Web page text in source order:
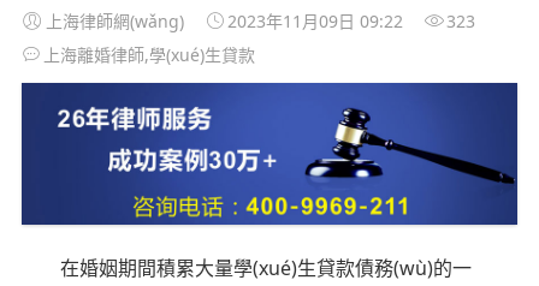
上海律師網(wǎng) 2023年11月09日 09:22
323
上海離婚律師,學(xué)生貸款
在婚姻期間積累大量學(xué)生貸款債務(wù)的一